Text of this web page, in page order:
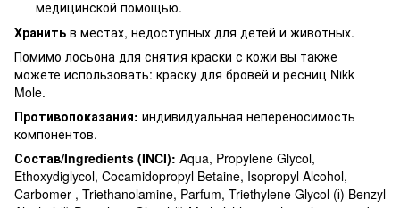
медицинской помощью.
Хранить в местах, недоступных для детей и животных.
Помимо лосьона для снятия краски с кожи вы также
можете использовать: краску для бровей и ресниц Nikk
Mole.
Противопоказания: индивидуальная непереносимость
компонентов.
Состав/Ingredients (INCI): Aqua, Propylene Glycol,
Ethoxydiglycol, Cocamidopropyl Betaine, Isopropyl Alcohol,
Carbomer , Triethanolamine, Parfum, Triethylene Glycol (і) Benzyl